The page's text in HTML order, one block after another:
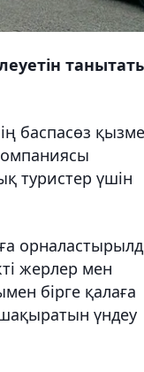
баспасөз
туристер үшін
жерлер мен
бірге қалаға
үндеу